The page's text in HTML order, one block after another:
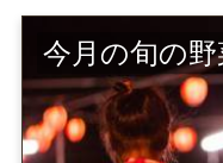
今月の旬の